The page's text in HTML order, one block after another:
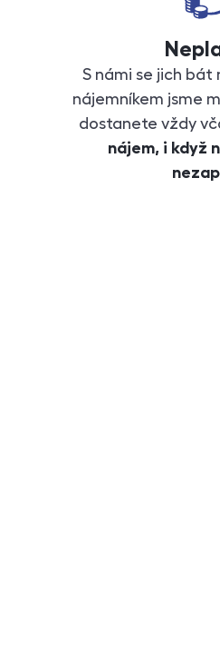
S námi se jich bát
nájemníkem jsme
dostanete vždy
nájem, i když